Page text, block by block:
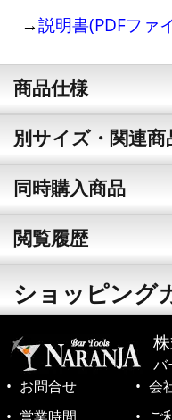
→説明書(PDFファ
商品仕様
別サイズ・関連商
同時購入商品
閲覧履歴
ショッピング
バ
お問合せ
会